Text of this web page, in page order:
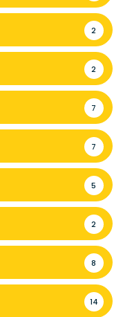
2
2
7
7
5
2
8
14